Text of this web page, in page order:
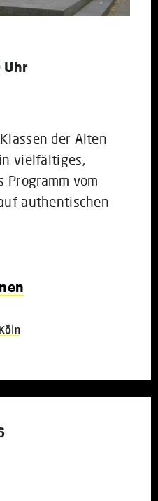
Uhr
der Alten
vielfältiges,
Programm vom
authentischen